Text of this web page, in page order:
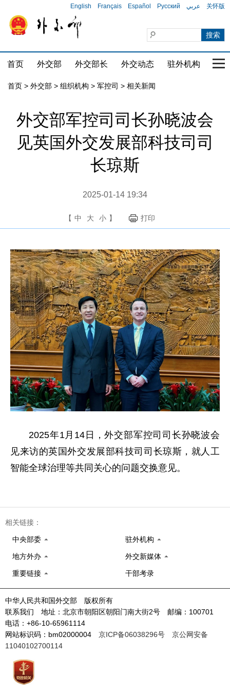
English Français Español Русский عربي 关怀版
首页 外交部 外交部长 外交动态 驻外机构 国
首页 > 外交部 > 组织机构 > 军控司 > 相关新闻
外交部军控司司长孙晓波会
见英国外交发展部科技司司
长琼斯
2025-01-14 19:34
【 中 大 小 】 打印
2025年1月14日，外交部军控司司长孙晓波会
见来访的英国外交发展部科技司司长琼斯，就人工
智能全球治理等共同关心的问题交换意见。
相关链接：
中央部委 驻外机构
地方外办 外交新媒体
重要链接 干部考录
中华人民共和国外交部 版权所有
联系我们 地址：北京市朝阳区朝阳门南大街2号 邮编：100701
电话：+86-10-65961114
网站标识码：bm02000004 京ICP备06038296号
京公网安备
11040102700114